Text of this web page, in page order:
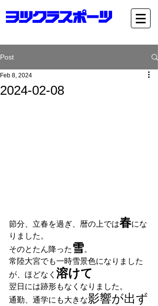
Post
2024-02-08
Feb 8, 2024
節分、立春を過ぎ、暦の上では春にな
りました。
そのとたん降った 雪。
常陸大宮でも一時雪景色になりました
が、ほどなく 溶けて
翌日には跡形もなくなりました。
通勤、通学にも大きな影響が出ず